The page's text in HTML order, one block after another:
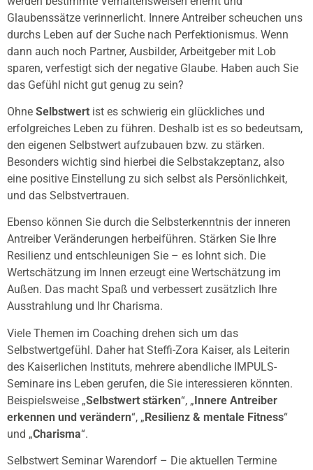
Glaubenssätze verinnerlicht. Innere Antreiber scheuchen uns
durchs Leben auf der Suche nach Perfektionismus. Wenn
dann auch noch Partner, Ausbilder, Arbeitgeber mit Lob
sparen, verfestigt sich der negative Glaube. Haben auch Sie
das Gefühl nicht gut genug zu sein?
Ohne Selbstwert ist es schwierig ein glückliches und
erfolgreiches Leben zu führen. Deshalb ist es so bedeutsam,
den eigenen Selbstwert aufzubauen bzw. zu stärken.
Besonders wichtig sind hierbei die Selbstakzeptanz, also
eine positive Einstellung zu sich selbst als Persönlichkeit,
und das Selbstvertrauen.
Ebenso können Sie durch die Selbsterkenntnis der inneren
Antreiber Veränderungen herbeiführen. Stärken Sie Ihre
Resilienz und entschleunigen Sie – es lohnt sich. Die
Wertschätzung im Innen erzeugt eine Wertschätzung im
Außen. Das macht Spaß und verbessert zusätzlich Ihre
Ausstrahlung und Ihr Charisma.
Viele Themen im Coaching drehen sich um das
Selbstwertgefühl. Daher hat Steffi-Zora Kaiser, als Leiterin
des Kaiserlichen Instituts, mehrere abendliche IMPULS-
Seminare ins Leben gerufen, die Sie interessieren könnten.
Beispielsweise „Selbstwert stärken“, „Innere Antreiber
erkennen und verändern“, „Resilienz & mentale Fitness“
und „Charisma“.
Selbstwert Seminar Warendorf – Die aktuellen Termine